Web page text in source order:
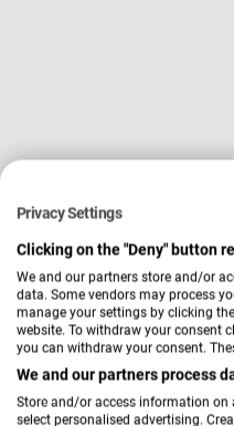
Privacy Settings
Clicking on the "Deny" button
We and our partners store and/or
data. Some vendors may process
manage your settings by clicking
website. To withdraw your consent
you can withdraw your consent.
We and our partners process
Store and/or access information on
select personalised advertising.